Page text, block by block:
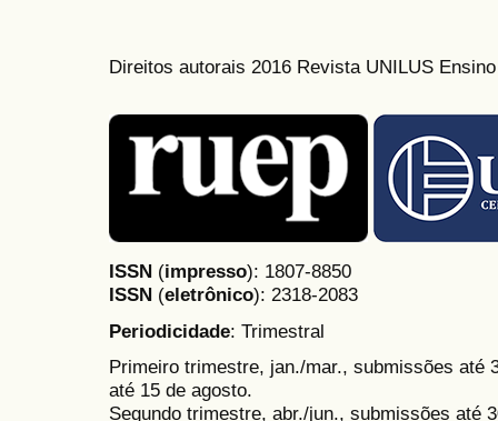
Direitos autorais 2016 Revista UNILUS
ISSN (impresso): 1807-8850
ISSN (eletrônico): 2318-2083
Periodicidade: Trimestral
Primeiro trimestre, jan./mar., submissões até
até 15 de agosto.
Segundo trimestre, abr./jun., submissões até